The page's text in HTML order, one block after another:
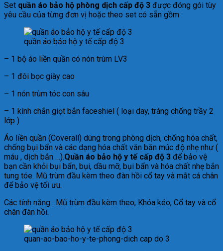
Set quần áo bảo hộ phòng dịch cấp độ 3 được đóng gói tùy
yêu cầu của từng đơn vị hoặc theo set có sẵn gồm :
quần áo bảo hộ y tế cấp độ 3
– 1 bộ áo liền quần có nón trùm LV3
– 1 đôi bọc giày cao
– 1 nón trùm tóc con sâu
– 1 kính chắn giọt bắn faceshiel ( loại day, tráng chống trầy 2
lớp )
Áo liền quần (Coverall) dùng trong phòng dịch, chống hóa chất,
chống bụi bẩn và các dạng hóa chất văn bắn múc độ nhẹ như (
máu , dịch bắn …).Quần áo bảo hộ y tế cấp độ 3 để bảo vệ
bạn cần khỏi bụi bẩn, bụi, dầu mỡ, bụi bẩn và hóa chất nhẹ bắn
tung tóe. Mũ trùm đầu kèm theo đàn hồi cổ tay và mắt cá chân
để bảo vệ tối ưu.
Các tính năng : Mũ trùm đầu kèm theo, Khóa kéo, Cổ tay và cổ
chân đàn hồi.
quan-ao-bao-ho-y-te-phong-dich cap do 3